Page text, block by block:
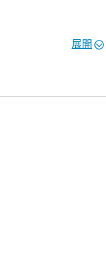
他們自己控制，不是
長而努力，才能真正
胖失蹤了，鼴鼠和河
平安找回來嗎？被關
展開